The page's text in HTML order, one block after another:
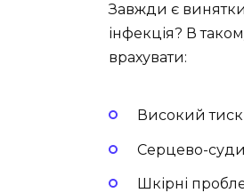
Завжди є
інфекція? В
врахувати:
Високий тиск
Серцево-
Шкірні